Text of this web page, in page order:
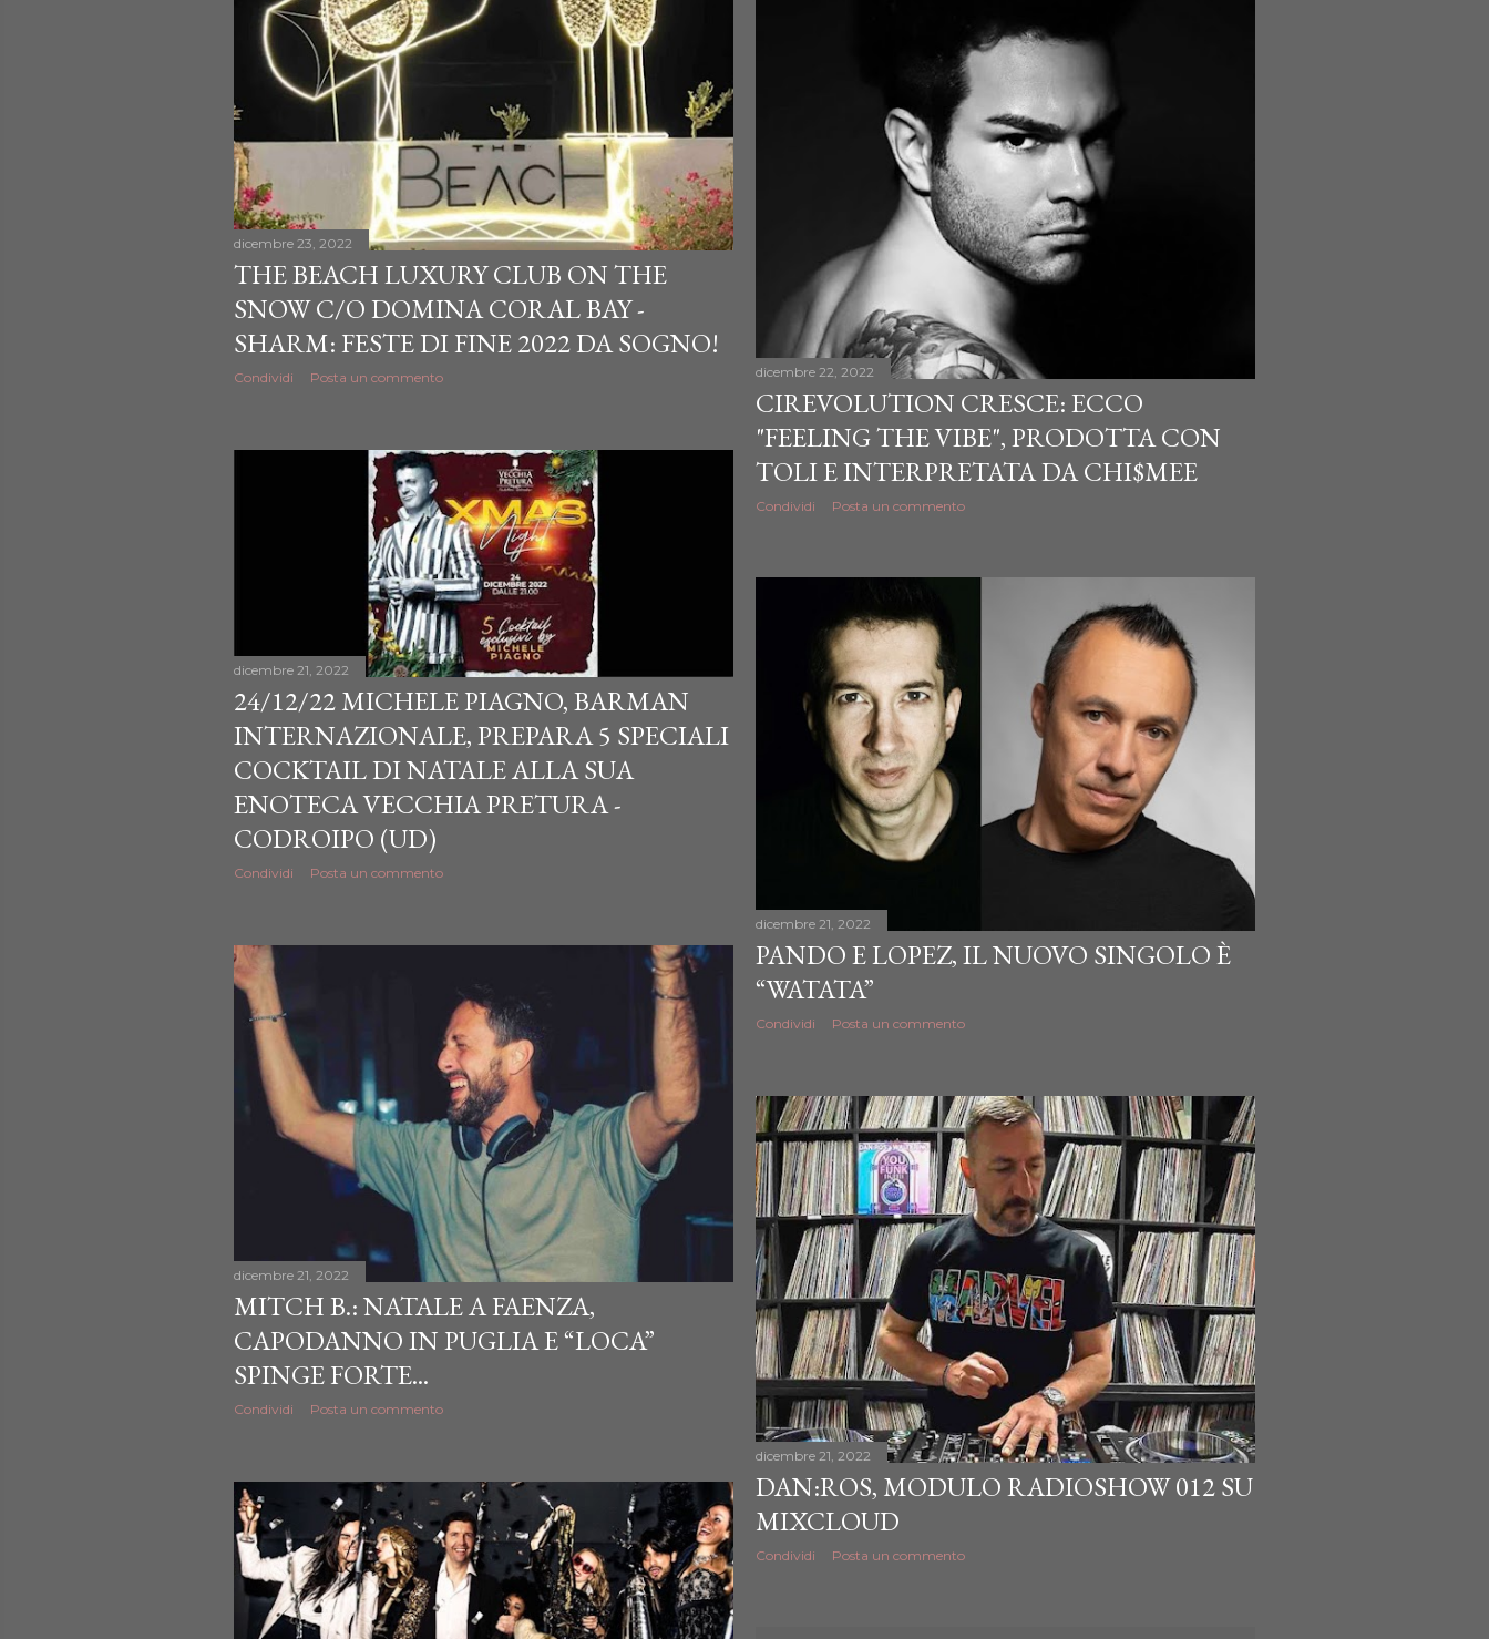
dicembre 23, 2022
THE BEACH LUXURY CLUB ON THE
SNOW C/O DOMINA CORAL BAY -
SHARM: FESTE DI FINE 2022 DA SOGNO!
Condividi Posta un commento dicembre 22, 2022
CIREVOLUTION CRESCE: ECCO
"FEELING THE VIBE", PRODOTTA CON
TOLI E INTERPRETATA DA CHI$MEE
Condividi Posta un commento
dicembre 21, 2022
24/12/22 MICHELE PIAGNO, BARMAN
INTERNAZIONALE, PREPARA 5 SPECIALI
COCKTAIL DI NATALE ALLA SUA
ENOTECA VECCHIA PRETURA -
CODROIPO (UD)
Condividi Posta un commento
dicembre 21, 2022
PANDO E LOPEZ, IL NUOVO SINGOLO È
“WATATA”
Condividi Posta un commento
dicembre 21, 2022
MITCH B.: NATALE A FAENZA,
CAPODANNO IN PUGLIA E “LOCA”
SPINGE FORTE...
Condividi Posta un commento
dicembre 21, 2022
DAN:ROS, MODULO RADIOSHOW 012 SU
MIXCLOUD
Condividi Posta un commento